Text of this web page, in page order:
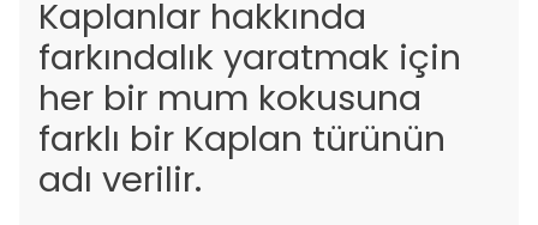
Kaplanlar hakkında
farkındalık yaratmak için
her bir mum kokusuna
farklı bir Kaplan türünün
adı verilir.